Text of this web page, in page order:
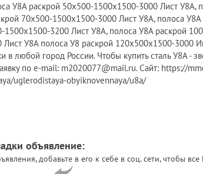
У8А раскрой 50х500-1500х1500-3000 Лист
70х500-1500х1500-3000 Лист У8А, полоса
1500х1500-3200 Лист У8А, полоса У8А раскрой
Лист У8А полоса У8 раскрой 120х500х1500-3000
в любой город России. Чтобы купить сталь У8А -
по e-mail: m2020077@mail.ru. Сайт: https://
uglerodistaya-obyiknovennaya/u8a/
объявление:
добавьте в его к себе в соц. сети, чтобы